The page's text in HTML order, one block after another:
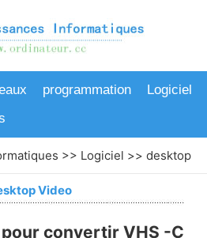
programmation
Logiciel
>> Logiciel >> desktop
Video
convertir VHS -C